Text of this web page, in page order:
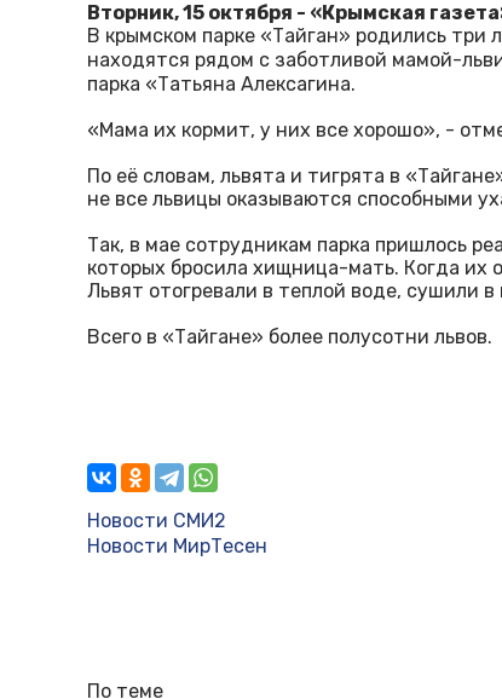
Вторник, 15 октября - «Крымская
В крымском парке «Тайган» родились три
находятся рядом с заботливой мамой-
парка «Татьяна Алексагина.
«Мама их кормит, у них все хорошо», -
По её словам, львята и тигрята в
не все львицы оказываются способными
Так, в мае сотрудникам парка пришлось
которых бросила хищница-мать. Когда
Львят отогревали в теплой воде, сушили
Всего в «Тайгане» более полусотни львов.
Новости СМИ2
Новости МирТесен
По теме